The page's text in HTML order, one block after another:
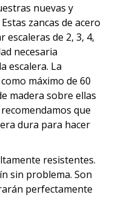
nuevas y
zancas de acero
de 2, 3, 4,
necesaria
escalera. La
máximo de 60
madera sobre ellas
que
dura para hacer
resistentes.
sin problema. Son
perfectamente